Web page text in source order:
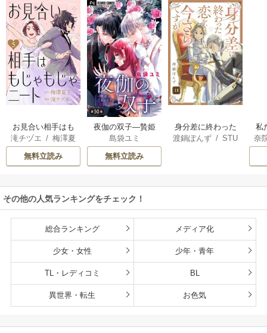
お見合い相手はも
じゃもじゃニート
滝チヅエ /梅澤夏
子（エブリスタ）
無料立読み
夜伽の双子―贄姫
は二人の王子に愛
される―【マイク
ロ】
島袋ユミ
無料立読み
身分差に終わった
恋を、今さらです
渡鍋ぽんず /STU
私
せ
奈
その他の人気ランキングをチェック！
総合ランキング メディア化
少女・女性 少年・青年
TL・レディコミ BL
異世界・転生 お色気